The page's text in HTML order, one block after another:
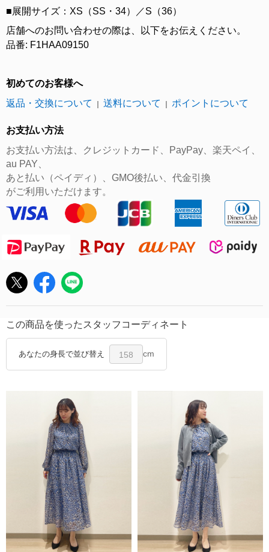
■展開サイズ：XS（SS・34）／S（36）
店舗へのお問い合わせの際は、以下をお伝えください。
品番: F1HAA09150
初めてのお客様へ
返品・交換について
送料について ポイントについて
お支払い方法
お支払い方法は、クレジットカード、PayPay、楽天ペイ、
au PAY、
あと払い（ペイディ）、GMO後払い、代金引換
がご利用いただけます。
この商品を使ったスタッフコーディネート
あなたの身長で並び替え 158 cm